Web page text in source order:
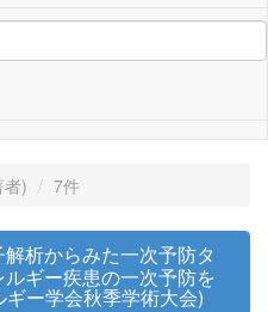
) 7件
析からみた一次予防タ
ギー疾患の一次予防を
ー学会秋季学術大会)